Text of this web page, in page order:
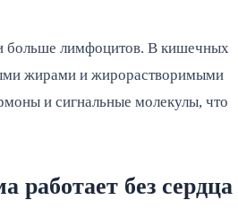
больше лимфоцитов. В кишечных
жирами и жирорастворимыми
и сигнальные молекулы, что
без сердца